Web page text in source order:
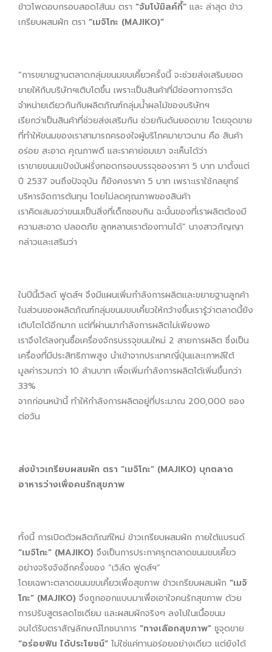
ข้าวโพดอบกรอบสอดไส้นม ตรา “จัมโบ้มิลค์กี้” และ ล่าสุด ข้าว
เกรียบผสมผัก ตรา “เมจิโกะ (MAJIKO)”
“การขยายฐานตลาดกลุ่มขนมขบเคี้ยวครั้งนี้ จะช่วยส่งเสริมยอด
ขายให้กับบริษัทฯเติบโตขึ้น เพราะเป็นสินค้าที่มีช่องทางการจัด
จำหน่ายเดียวกันกับผลิตภัณฑ์กลุ่มน้ำผลไม้ของบริษัทฯ
เรียกว่าเป็นสินค้าที่ช่วยส่งเสริมกัน ช่วยกันดันยอดขาย โดยจุดขาย
ที่ทำให้ขนมของเราสามารถครองใจผู้บริโภคมายาวนาน คือ สินค้า
อร่อย สะอาด คุณภาพดี และราคาย่อมเยา จะเห็นได้ว่า
เราขายขนมแป้งมันฝรั่งทอดกรอบบรรจุซองราคา 5 บาท มาตั้งแต่
ปี 2537 จนถึงปัจจุบัน ก็ยังคงราคา 5 บาท เพราะเราใช้กลยุทธ์
บริหารจัดการต้นทุน โดยไม่ลดคุณภาพของสินค้า
เราคิดเสมอว่าขนมเป็นสิ่งที่เด็กชอบกิน ฉะนั้นของที่เราผลิตต้องมี
ความสะอาด ปลอดภัย ลูกหลานเราต้องทานได้” นางสาวกัญญา
กล่าวและเสริมว่า
ในปีนี้เวิลด์ ฟูดส์ฯ จึงมีแผนเพิ่มกำลังการผลิตและขยายฐานลูกค้า
ในส่วนของผลิตภัณฑ์กลุ่มขนมขบเคี้ยวให้กว้างขึ้นเรารู้ว่าตลาดนี้ยัง
เติบโตได้อีกมาก แต่ที่ผ่านมากำลังการผลิตไม่เพียงพอ
เราจึงได้ลงทุนซื้อเครื่องจักรบรรจุขนมใหม่ 2 สายการผลิต ซึ่งเป็น
เครื่องที่มีประสิทธิภาพสูง นำเข้าจากประเทศญี่ปุ่นและเกาหลีใต้
มูลค่ารวมกว่า 10 ล้านบาท เพื่อเพิ่มกำลังการผลิตได้เพิ่มขึ้นกว่า
33%
จากก่อนหน้านี้ ทำให้กำลังการผลิตอยู่ที่ประมาณ 200,000 ซอง
ต่อวัน
ส่งข้าวเกรียบผสมผัก ตรา “เมจิโกะ” (MAJIKO) บุกตลาด
อาหารว่างเพื่อคนรักสุขภาพ
ทั้งนี้ การเปิดตัวผลิตภัณฑ์ใหม่ ข้าวเกรียบผสมผัก ภายใต้แบรนด์
“เมจิโกะ” (MAJIKO) จึงเป็นการประกาศรุกตลาดขนมขบเคี้ยว
อย่างจริงจังอีกครั้งของ “เวิล์ด ฟูดส์ฯ”
โดยเฉพาะตลาดขนมขบเคี้ยวเพื่อสุขภาพ ข้าวเกรียบผสมผัก “เมจิ
โกะ” (MAJIKO) จึงถูกออกแบบมาเพื่อเอาใจคนรักสุขภาพ ด้วย
การปรับสูตรลดโซเดียม และผสมผักจริงๆ ลงไปในเนื้อขนม
จนได้รับตราสัญลักษณ์โภชนาการ “ทางเลือกสุขภาพ” ชูจุดขาย
“อร่อยฟิน ได้ประโยชน์” ไม่ใช่แค่ทานอร่อยอย่างเดียว แต่ยังได้